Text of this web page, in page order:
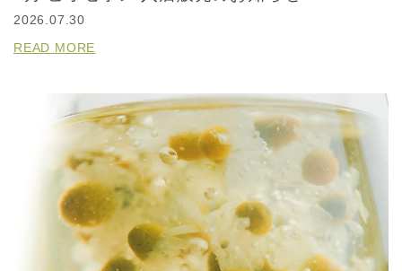
2026.07.30
READ MORE